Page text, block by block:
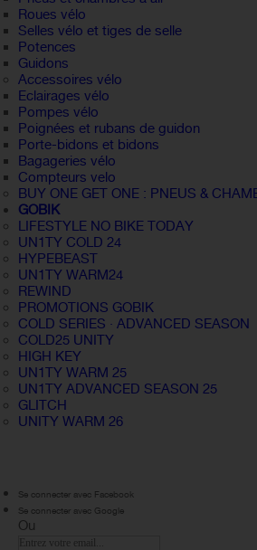
Roues vélo
Selles vélo et tiges de selle
Potences
Guidons
Accessoires vélo
Eclairages vélo
Pompes vélo
Poignées et rubans de guidon
Porte-bidons et bidons
Bagageries vélo
Compteurs velo
BUY ONE GET ONE : PNEUS &
GOBIK
LIFESTYLE NO BIKE TODAY
UN1TY COLD 24
HYPEBEAST
UN1TY WARM24
REWIND
PROMOTIONS GOBIK
COLD SERIES · ADVANCED SEASON
COLD25 UNITY
HIGH KEY
UN1TY WARM 25
UN1TY ADVANCED SEASON 25
GLITCH
UNITY WARM 26
Se connecter avec Facebook
Se connecter avec Google
Ou